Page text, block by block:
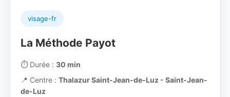
visage-fr
La Méthode Payot
⏱️Durée : 30 min
📍 Centre : Thalazur Saint-Jean-de-Luz - Saint-Jean-
de-Luz